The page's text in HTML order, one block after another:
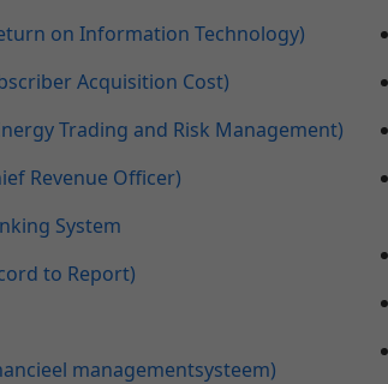
on Information Technology)
Acquisition Cost)
Trading and Risk Management)
Revenue Officer)
System
to Report)
managementsysteem)